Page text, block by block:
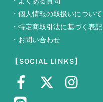
・個人情報の取扱いについて
・特定商取引法に基づく表記
・ お問い合わせ
【SOCIAL LINKS】